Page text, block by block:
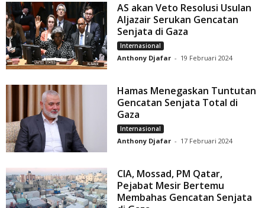
AS akan Veto Resolusi Usulan
Aljazair Serukan Gencatan
Senjata di Gaza
Internasional
Anthony Djafar - 19 Februari 2024
Hamas Menegaskan Tuntutan
Gencatan Senjata Total di
Gaza
Internasional
Anthony Djafar - 17 Februari 2024
CIA, Mossad, PM Qatar,
Pejabat Mesir Bertemu
Membahas Gencatan Senjata